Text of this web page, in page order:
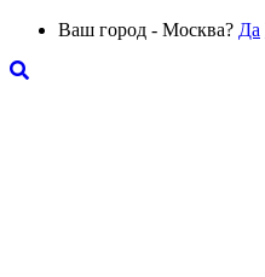
Ваш город - Москва? Да